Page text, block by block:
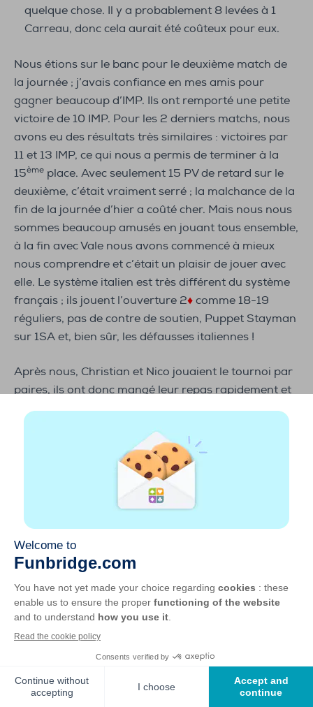
quelque chose. Il y a probablement 8 levées à 1
Carreau, donc cela aurait été coûteux pour eux.
Nous étions sur le banc pour le deuxième match de
la journée ; j’avais confiance en mes amis pour
gagner beaucoup d’IMP. Ils ont remporté une petite
victoire de 10 IMP. Pour les 2 derniers matchs, nous
avons eu des résultats très similaires : victoires par
11 et 13 IMP, ce qui nous a permis de terminer à la
15ème place. Avec seulement 15 PV de retard sur le
deuxième, c’était vraiment serré ; la malchance de la
fin de la journée d’hier a coûté cher. Mais nous nous
sommes beaucoup amusés en jouant tous ensemble,
à la fin avec Vale nous avons commencé à mieux
nous comprendre et c’était un plaisir de jouer avec
elle. Le système italien est très différent du système
français ; ils jouent l’ouverture 2♦ comme 18-19
réguliers, pas de contre de soutien, Puppet Stayman
sur 1SA et, bien sûr, les défausses italiennes !
Après nous, Christian et Nico jouaient le tournoi par
paires, ils ont donc mangé leur repas rapidement et
ont recommencé à jouer une autre épreuve. Pour les
temps n’était pas si mauvais, alors nous avons
décidé d’aller à un joli lac à seulement 2 minutes du
lieu de la compétition. C’était vraiment bien, mais
l’eau était trop froide pour les Italiennes, ha ha !
ha !
Une donne était amusante, Vale a ouvert en 2ème
position, avec une vulnérabilité favorable, d’1SA 15-
17 avec 17 points H et 5 Piques – elle a joué mixte
bien sûr, elle avait 17 points très mauvais et vraiment
une main à jouer à Sans-Atout. Tout le monde a
passé. J’ai posé le mort avec un 9 pour la meilleure
carte. Vale venait de chuter de trois sur la donne